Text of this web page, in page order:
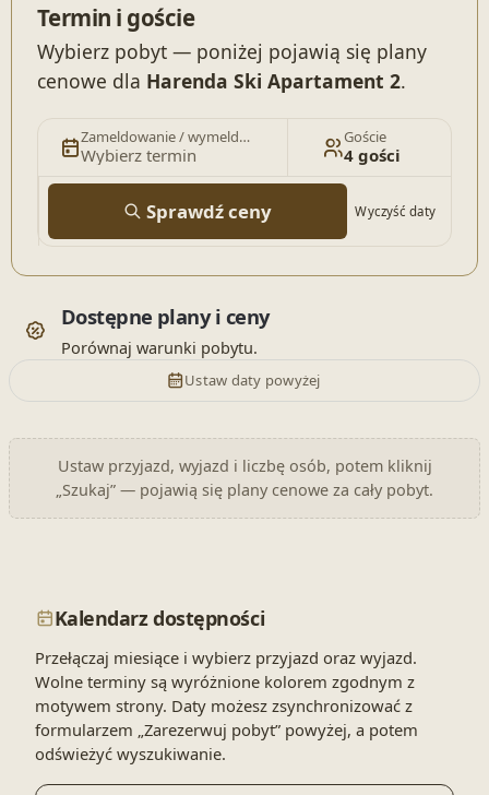
Termin i goście
Wybierz pobyt — poniżej pojawią się plany
cenowe dla Harenda Ski Apartament 2.
Zameldowanie / wymeldowanie
Wybierz termin
Goście
4 gości
Sprawdź ceny Wyczyść daty
Dostępne plany i ceny
Porównaj warunki pobytu.
Ustaw daty powyżej
Ustaw przyjazd, wyjazd i liczbę osób, potem kliknij
„Szukaj” — pojawią się plany cenowe za cały pobyt.
Kalendarz dostępności
Przełączaj miesiące i wybierz przyjazd oraz wyjazd.
Wolne terminy są wyróżnione kolorem zgodnym z
motywem strony. Daty możesz zsynchronizować z
formularzem „Zarezerwuj pobyt” powyżej, a potem
odświeżyć wyszukiwanie.